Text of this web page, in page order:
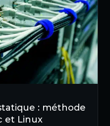
: méthode
et Linux